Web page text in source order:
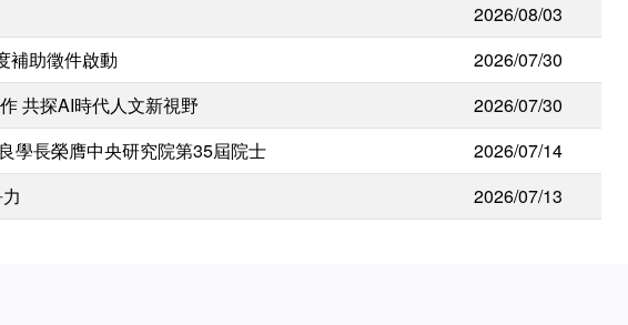
2026/08/03
補助徵件啟動
2026/07/30
共探AI時代人文新視野
2026/07/30
學長榮膺中央研究院第35屆院士
2026/07/14
2026/07/13